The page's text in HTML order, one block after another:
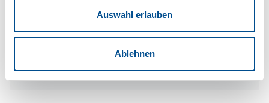
Auswahl erlauben
Ablehnen
Wir sind für Sie da - 7 Tage die Woche